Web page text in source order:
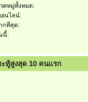
ดหมู่ทั้งหมด:
อนไลน์:
กที่สุด:
นี้:
ะทู้สูงสุด 10 คนแรก